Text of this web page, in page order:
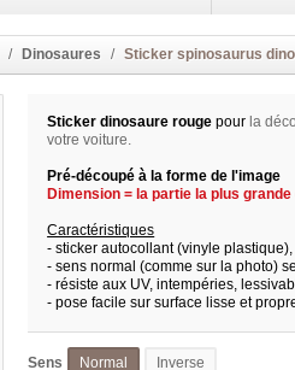
Dinosaures Sticker spinosaurus
Sticker dinosaure rougepour la
votre voiture.
Pré-découpé à la forme de l'image
Dimension = la partie la plus
Caractéristiques
- sticker autocollant (vinyle plastique),
- sens normal (comme sur la photo)
- résiste aux UV, intempéries,
- pose facile sur surface lisse et
Sens Normal Inverse